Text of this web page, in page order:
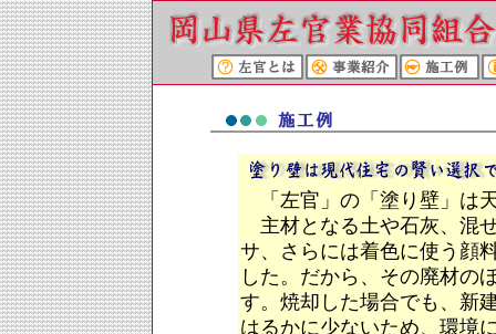
「左官」の「塗り壁」は
主材となる土や石灰、混
サ、さらには着色に使う顔
した。だから、その廃材の
す。焼却した場合でも、新
はるかに少ないため、環境